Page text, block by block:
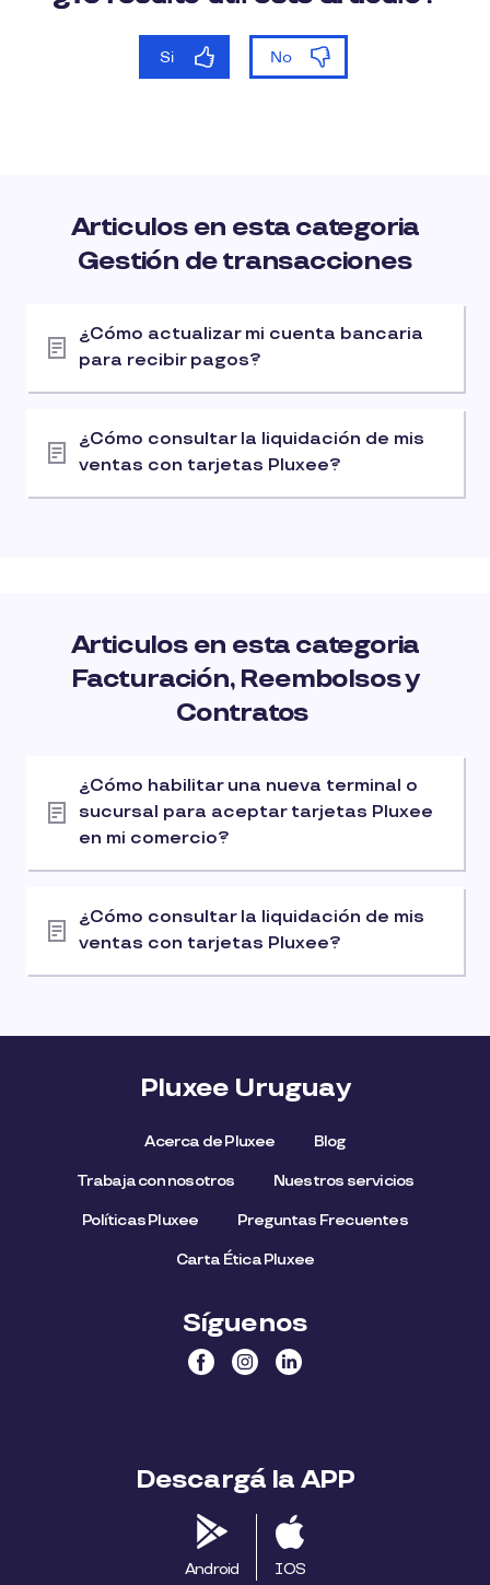
Articulos en esta categoria
Gestión de transacciones
¿Cómo actualizar mi cuenta bancaria
para recibir pagos?
¿Cómo consultar la liquidación de mis
ventas con tarjetas Pluxee?
Articulos en esta categoria
Facturación, Reembolsos y
Contratos
¿Cómo habilitar una nueva terminal o
sucursal para aceptar tarjetas Pluxee
en mi comercio?
¿Cómo consultar la liquidación de mis
ventas con tarjetas Pluxee?
Pluxee Uruguay
Acerca de Pluxee Blog
Trabaja con nosotros Nuestros servicios
Políticas Pluxee Preguntas Frecuentes
Carta Ética Pluxee
Síguenos
Descargá la APP
Android IOS